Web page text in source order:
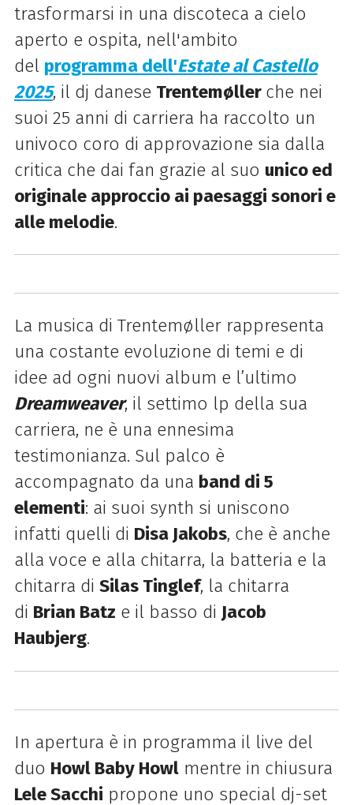
trasformarsi in una discoteca a cielo
aperto e ospita, nell'ambito
del programma dell'Estate al Castello
2025, il dj danese Trentemøller che nei
suoi 25 anni di carriera ha raccolto un
univoco coro di approvazione sia dalla
critica che dai fan grazie al suo unico ed
originale approccio ai paesaggi sonori e
alle melodie.
La musica di Trentemøller rappresenta
una costante evoluzione di temi e di
idee ad ogni nuovi album e l’ultimo
Dreamweaver, il settimo lp della sua
carriera, ne è una ennesima
testimonianza. Sul palco è
accompagnato da una band di 5
elementi: ai suoi synth si uniscono
infatti quelli di Disa Jakobs, che è anche
alla voce e alla chitarra, la batteria e la
chitarra di Silas Tinglef, la chitarra
di Brian Batz e il basso di Jacob
Haubjerg.
In apertura è in programma il live del
duo Howl Baby Howlmentre in chiusura
Lele Sacchi propone uno special dj-set